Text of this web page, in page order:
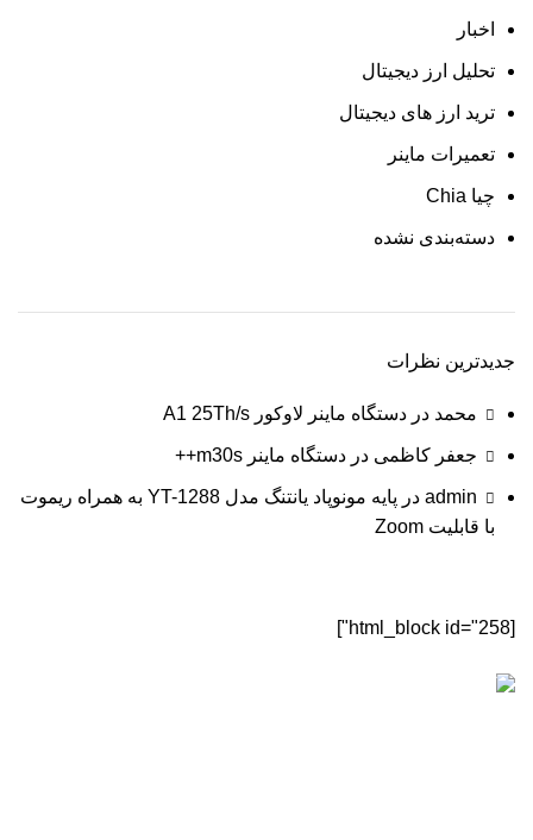
اخبار
تحلیل ارز دیجیتال
ترید ارز های دیجیتال
تعمیرات ماینر
چیا Chia
دسته‌بندی نشده
جدیدترین نظرات
محمد در دستگاه ماينر لاوکور A1 25Th/s
جعفر کاظمی در دستگاه ماینر m30s++
admin در
پایه مونوپاد یانتنگ مدل YT-1288 به همراه ریموت
با قابلیت Zoom
[html_block id="258"]